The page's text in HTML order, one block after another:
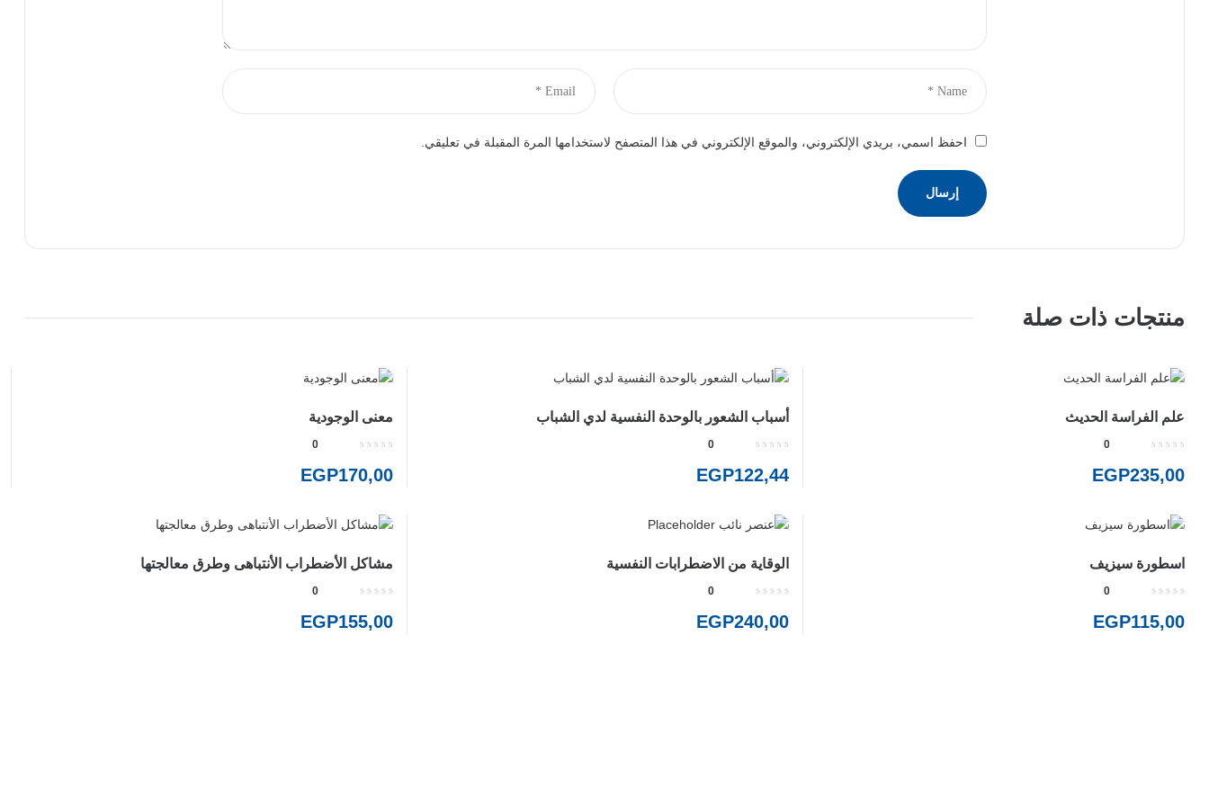
احفظ اسمي، بريدي الإلكتروني، والموقع الإلكتروني في هذا المتصفح لاستخدامها المرة المقبلة في تعليقي.
منتجات ذات صلة
علم الفراسة الحديث
0
EGP235,00
أسباب الشعور بالوحدة النفسية لدي الشباب
0
EGP122,44
معنى الوجودية
0
EGP170,00
اسطورة سيزيف
0
EGP115,00
الوقاية من الاضطرابات النفسية
0
EGP240,00
مشاكل الأضطراب الأنتباهى وطرق معالجتها
0
EGP155,00